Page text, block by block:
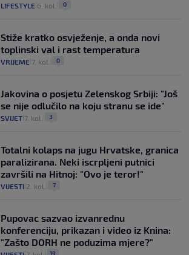
LIFESTYLE 6. kol. 0
Stiže kratko osvježenje, a onda novi
toplinski val i rast temperatura
VRIJEME 7. kol. 0
Jakovina o posjetu Zelenskog Srbiji: "Još
se nije odlučilo na koju stranu se ide"
SVIJET 7. kol. 3
Totalni kolaps na jugu Hrvatske, granica
paralizirana. Neki iscrpljeni putnici
završili na Hitnoj: "Ovo je teror!"
VIJESTI 2. kol. 7
Pupovac sazvao izvanrednu
konferenciju, prikazan i video iz Knina:
"Zašto DORH ne poduzima mjere?"
19